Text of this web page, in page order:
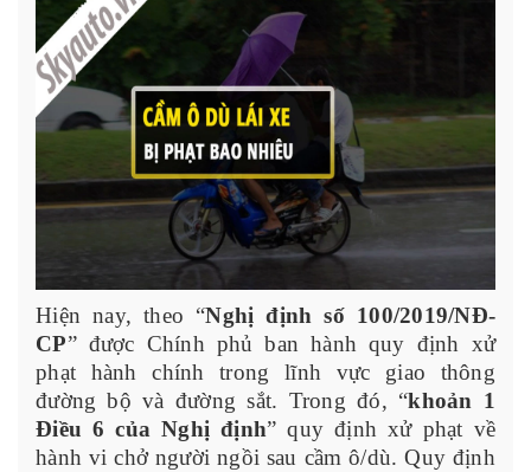
Hiện nay, theo “Nghị định số 100/2019/NĐ-
CP” được Chính phủ ban hành quy định xử
phạt hành chính trong lĩnh vực giao thông
đường bộ và đường sắt. Trong đó, “khoản 1
Điều 6 của Nghị định” quy định xử phạt về
hành vi chở người ngồi sau cầm ô/dù. Quy định